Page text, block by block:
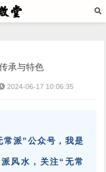
承与特色
2024-06-17 10:06:35
常派”公众号，我是
风水，关注“无常